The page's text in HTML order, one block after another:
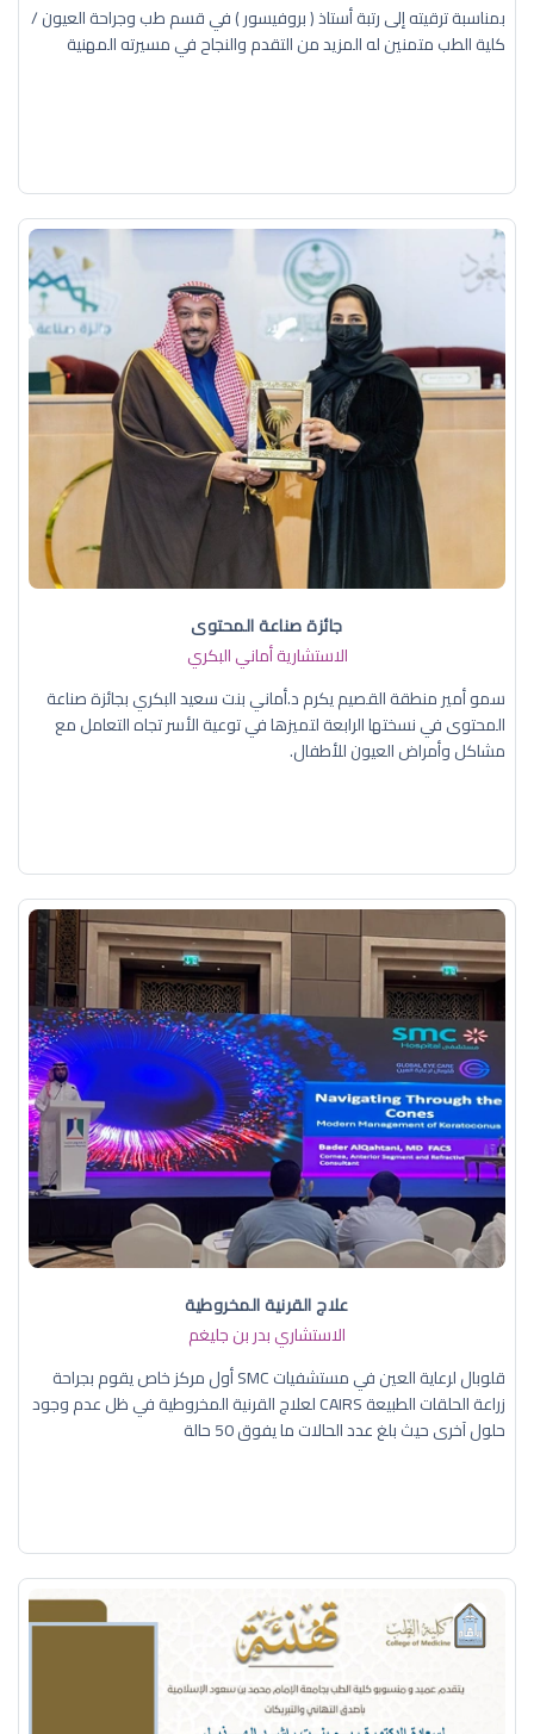
بمناسبة ترقيته إلى رتبة أستاذ ( بروفيسور ) في قسم طب وجراحة العيون /
كلية الطب متمنين له المزيد من التقدم والنجاح في مسيرته المهنية
جائزة صناعة المحتوى
الاستشارية أماني البكري
سمو أمير منطقة القصيم يكرم د.أماني بنت سعيد البكري بجائزة صناعة
المحتوى في نسختها الرابعة لتميزها في توعية الأسر تجاه التعامل مع
مشاكل وأمراض العيون للأطفال.
علاج القرنية المخروطية
الاستشاري بدر بن جليغم
قلوبال لرعاية العين في مستشفيات SMC أول مركز خاص يقوم بجراحة
زراعة الحلقات الطبيعة CAIRS لعلاج القرنية المخروطية في ظل عدم وجود
حلول آخرى حيث بلغ عدد الحالات ما يفوق 50 حالة